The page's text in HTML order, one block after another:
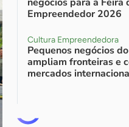
Empreendedor 2026
Cultura Empreendedora
Pequenos negócios
ampliam fronteiras e
mercados